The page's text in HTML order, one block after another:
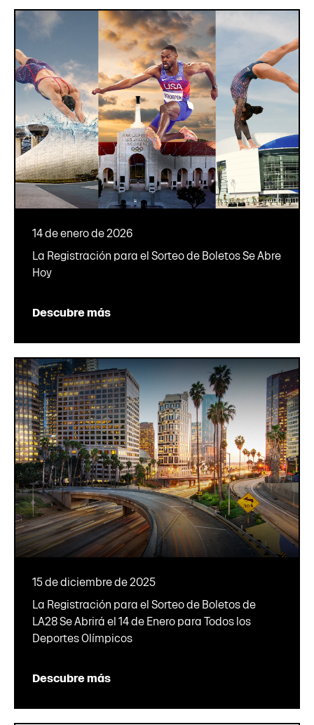
14 de enero de 2026
La Registración para el Sorteo de Boletos Se Abre
Hoy
Descubre más
15 de diciembre de 2025
La Registración para el Sorteo de Boletos de
LA28 Se Abrirá el 14 de Enero para Todos los
Deportes Olímpicos
Descubre más